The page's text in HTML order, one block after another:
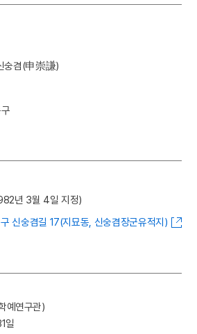
숭겸(申崇謙)
년 3월 4일 지정)
신숭겸길 17(지묘동, 신숭겸장군유적지)
예연구관)
일